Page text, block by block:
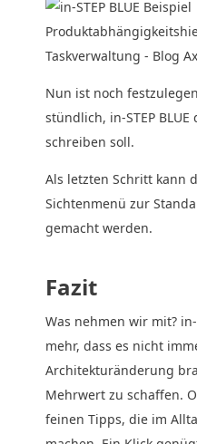
Nun ist noch
stündlich, in-STEP
schreiben soll.
Als letzten Schritt kann
Sichtenmenü zur
gemacht werden.
Fazit
Was nehmen wir mit?
mehr, dass es nicht
Architekturänderung
Mehrwert zu schaffen.
feinen Tipps, die im